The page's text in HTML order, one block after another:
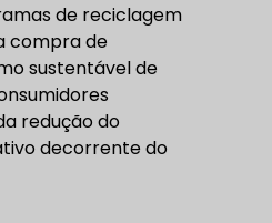
de reciclagem
compra de
sustentável de
redução do
decorrente do